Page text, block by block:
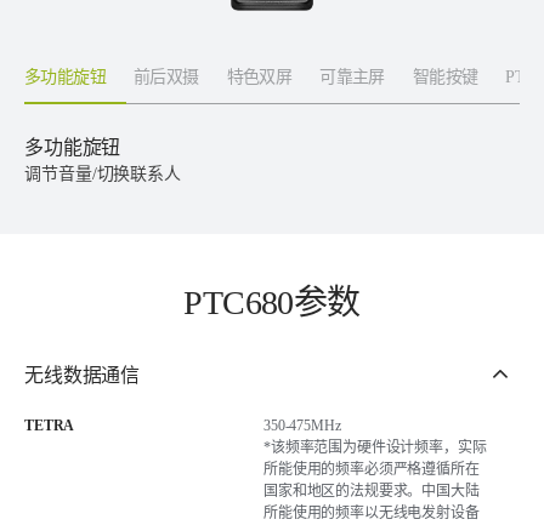
多功能旋钮 前后双摄 特色双屏 可靠主屏 智能按键 PTT
多功能旋钮
调节音量/切换联系人
PTC680参数
无线数据通信
TETRA
350-475MHz
*该频率范围为硬件设计频率，实际
所能使用的频率必须严格遵循所在
国家和地区的法规要求。中国大陆
所能使用的频率以无线电发射设备